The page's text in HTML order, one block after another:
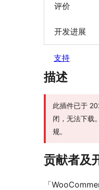
评价
开发进展
支持
描述
此插件已于
闭，无法下载
规。
贡献者及
「